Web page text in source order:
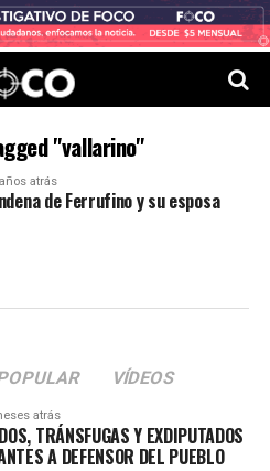
"vallarino"
atrás
de Ferrufino y su esposa
VÍDEOS
atrás
TRÁNSFUGAS Y EXDIPUTADOS
A DEFENSOR DEL PUEBLO